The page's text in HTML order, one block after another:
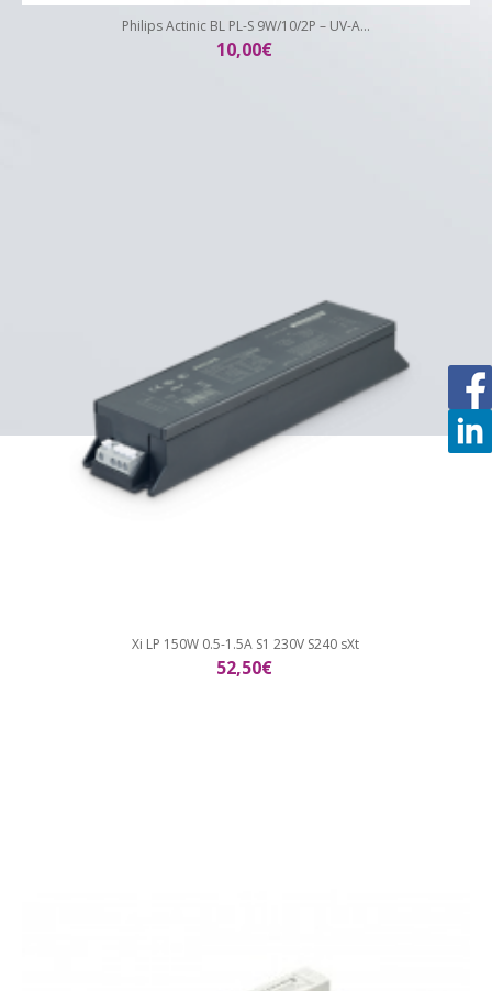
Philips Actinic BL PL-S 9W/10/2P – UV-A...
10,00€
Xi LP 150W 0.5-1.5A S1 230V S240 sXt
52,50€